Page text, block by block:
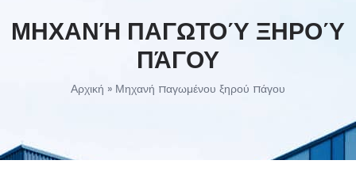
ΜΗΧΑΝΉ ΠΑΓΩΤΟΎ ΞΗΡΟΎ
ΠΆΓΟΥ
Αρχική » Μηχανή παγωμένου ξηρού πάγου